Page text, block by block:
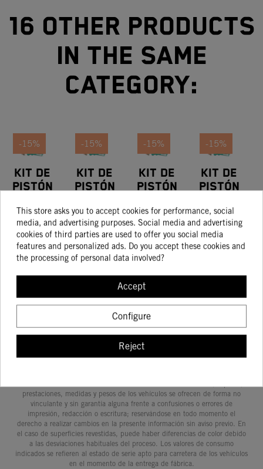
16 other products
in the same
category:
-15%
Kit De
Pistón
263.96
224.37
BUY
-15%
Kit De
Pistón
172.00
146.20
BUY
-15%
Kit De
Pistón
263.96
224.37
-15%
Kit De
Pistón
131.83
112.06
Determinadas características de los vehículos que aparecen en las
prestaciones, medidas y pesos de los vehículos se ofrecen de forma no
vinculante y sin garantía alguna frente a confusiones o errores de
impresión, redacción o escritura; reservándose en todo momento el
derecho a realizar cambios en la presente información sin aviso previo. En
el caso de superficies revestidas, puede haber diferencias de color debido
a las desviaciones habituales del proceso. Los valores de consumo
indicados se refieren al estado de serie apto para carretera de los vehículos
en el momento de la entrega de fábrica.
This store asks you to accept cookies for performance, social
media, and advertising purposes. Social media and advertising
cookies of third parties are used to offer you social media
features and personalized ads. Do you accept these cookies and
the processing of personal data involved?
Accept
Configure
Reject